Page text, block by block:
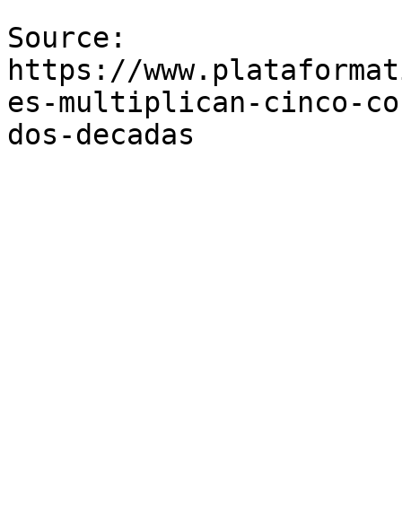
Source:
https://
es-multiplican-cinco-